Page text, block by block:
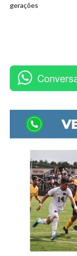
gerações